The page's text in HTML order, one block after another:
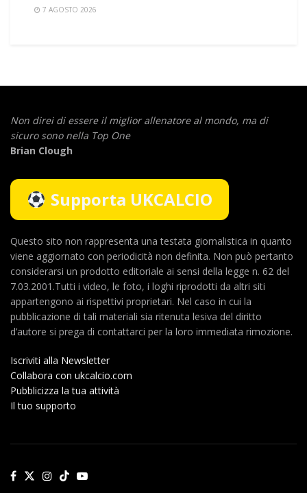
7 AGOSTO 2026
Non direi di essere il miglior allenatore al mondo, ma di
sicuro sono nella Top One
Brian Clough
Supporta UKCALCIO
Questo sito non rappresenta una testata giornalistica in quanto
viene aggiornato con periodicità non definita. Non può pertanto
considerarsi un prodotto editoriale ai sensi della legge n. 62 del
7.03.2001.Tutti i video, le foto, i loghi riprodotti da altri siti
appartengono ai rispettivi proprietari. Nel caso in cui la
pubblicazione di tali materiali sia ritenuta lesiva del diritto
d’autore si prega di contattarci per la loro immediata rimozione.
Iscriviti alla Newsletter
Collabora con ukcalcio.com
Pubblicizza la tua attività
Il tuo supporto